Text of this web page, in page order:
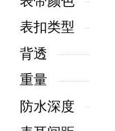
表扣类型
背透
重量
防水深度